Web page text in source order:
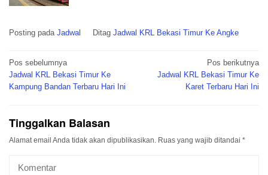
Posting pada Jadwal Ditag Jadwal KRL Bekasi Timur Ke Angke
Navigasi
pos
Pos sebelumnya
Jadwal KRL Bekasi Timur Ke
Kampung Bandan Terbaru Hari Ini
Pos berikutnya
Jadwal KRL Bekasi Timur Ke
Karet Terbaru Hari Ini
Tinggalkan Balasan
Alamat email Anda tidak akan dipublikasikan. Ruas yang wajib ditandai *